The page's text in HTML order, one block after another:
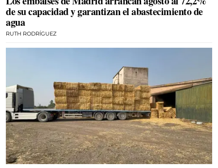
de su capacidad y garantizan el abastecimiento de
agua
RUTH RODRÍGUEZ